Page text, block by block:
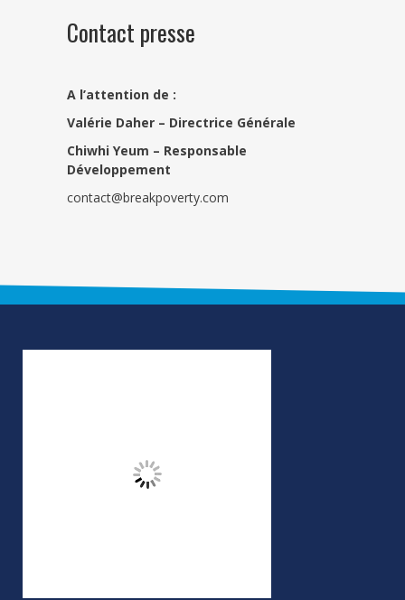
Contact presse
A l’attention de :
Valérie Daher – Directrice Générale
Chiwhi Yeum – Responsable
Développement
contact@breakpoverty.com